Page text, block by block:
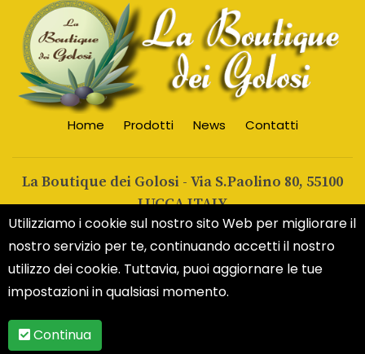
Utilizziamo i cookie sul nostro sito Web per migliorare il
nostro servizio per te, continuando accetti il nostro
utilizzo dei cookie. Tuttavia, puoi aggiornare le tue
impostazioni in qualsiasi momento.
Continua
Home Prodotti News Contatti
La Boutique dei Golosi - Via S.Paolino 80, 55100
LUCCA ITALY
Copyright 2026 by La Boutique dei Golosi di Alain Charlot
|
Privacy Statement | Terms of Use